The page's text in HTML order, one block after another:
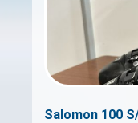
Salomon 100